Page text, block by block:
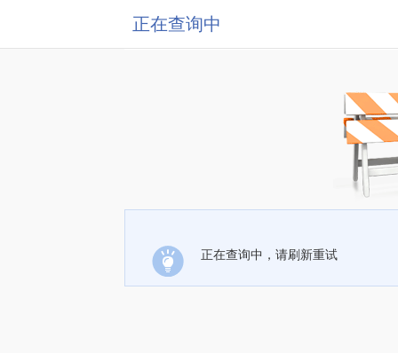
正在查询中
正在查询中，请刷新重试